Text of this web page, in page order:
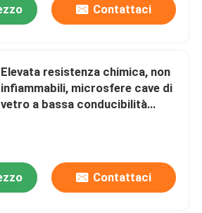
Contattaci
Elevata resistenza chimica, non
infiammabili, microsfere cave di
vetro a bassa conducibilità
Contattaci